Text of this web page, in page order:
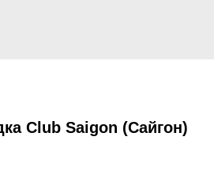
Club Saigon (Сайгон)